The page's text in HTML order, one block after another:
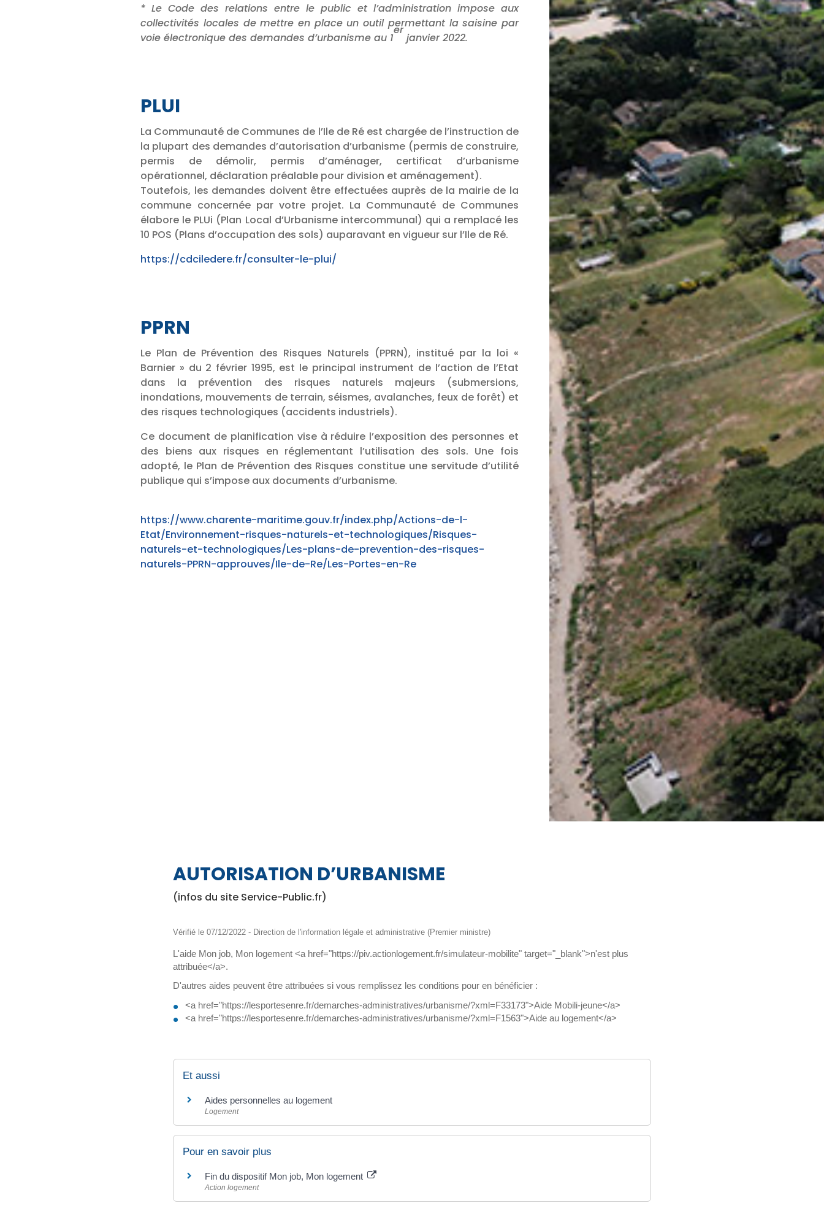
* Le Code des relations entre le public et l’administration impose aux
collectivités locales de mettre en place un outil permettant la saisine par
voie électronique des demandes d’urbanisme au 1
er
janvier 2022.
PLUI
La Communauté de Communes de l’Ile de Ré est chargée de l’instruction de
la plupart des demandes d’autorisation d’urbanisme (permis de construire,
permis de démolir, permis d’aménager, certificat d’urbanisme
opérationnel, déclaration préalable pour division et aménagement).
Toutefois, les demandes doivent être effectuées auprès de la mairie de la
commune concernée par votre projet. La Communauté de Communes
élabore le PLUi (Plan Local d’Urbanisme intercommunal) qui a remplacé les
10 POS (Plans d’occupation des sols) auparavant en vigueur sur l’Ile de Ré.
https://cdciledere.fr/consulter-le-plui/
PPRN
Le Plan de Prévention des Risques Naturels (PPRN), institué par la loi «
Barnier » du 2 février 1995, est le principal instrument de l’action de l’Etat
dans la prévention des risques naturels majeurs (submersions,
inondations, mouvements de terrain, séismes, avalanches, feux de forêt) et
des risques technologiques (accidents industriels).
Ce document de planification vise à réduire l’exposition des personnes et
des biens aux risques en réglementant l’utilisation des sols. Une fois
adopté, le Plan de Prévention des Risques constitue une servitude d’utilité
publique qui s’impose aux documents d’urbanisme.
https://www.charente-maritime.gouv.fr/index.php/Actions-de-l-
Etat/Environnement-risques-naturels-et-technologiques/Risques-
naturels-et-technologiques/Les-plans-de-prevention-des-risques-
naturels-PPRN-approuves/Ile-de-Re/Les-Portes-en-Re
AUTORISATION D’URBANISME
(infos du site Service-Public.fr)
Vérifié le 07/12/2022 - Direction de l'information légale et administrative (Premier ministre)
L'aide Mon job, Mon logement <a href="https://piv.actionlogement.fr/simulateur-mobilite" target="_blank">n'est plus
attribuée</a>.
D'autres aides peuvent être attribuées si vous remplissez les conditions pour en bénéficier :
<a href="https://lesportesenre.fr/demarches-administratives/urbanisme/?xml=F33173">Aide Mobili-jeune</a>
<a href="https://lesportesenre.fr/demarches-administratives/urbanisme/?xml=F1563">Aide au logement</a>
Et aussi
Aides personnelles au logement
Logement
Pour en savoir plus
Fin du dispositif Mon job, Mon logement
Action logement